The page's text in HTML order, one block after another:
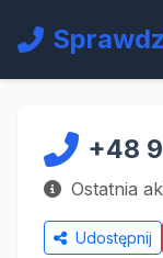
+48
Ostatnia
Udostępnij